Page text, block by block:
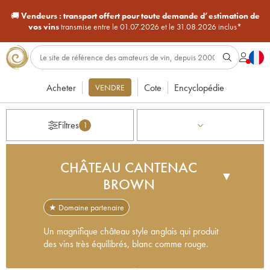
🚚Vendeurs : transport offert pour toute demande d’estimation de
vos vinstransmise entre le 01.07.2026 et le 31.08.2026 inclus*
Acheter VENDRE Cote Encyclopédie
Filtres 1
CHÂTEAU CANTENAC
BROWN
▼
★ Domaine partenaire
Un magnifique château style anglais qui produit
des vins très équilibrés, blanc comme rouge.